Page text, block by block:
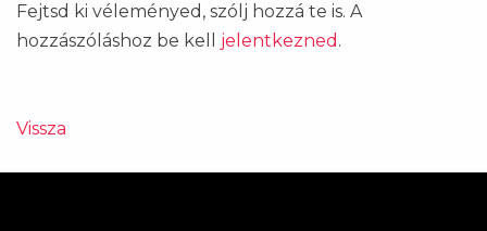
Fejtsd ki véleményed, szólj hozzá te is. A
hozzászóláshoz be kell jelentkezned .
Vissza